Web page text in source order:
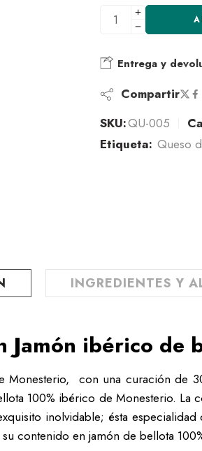
Entrega y
Compartir
SKU:QU-005
Etiqueta: Queso
INGREDIENTES Y
Jamón ibérico de
con una curación de
100% ibérico de Monesterio.
inolvidable; ésta
contenido en jamón de bellota